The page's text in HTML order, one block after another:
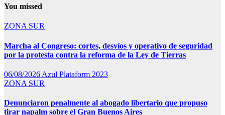
You missed
ZONA SUR
Marcha al Congreso: cortes, desvíos y operativo de seguridad
por la protesta contra la reforma de la Ley de Tierras
06/08/2026 Azul Plataform 2023
ZONA SUR
Denunciaron penalmente al abogado libertario que propuso
tirar napalm sobre el Gran Buenos Aires